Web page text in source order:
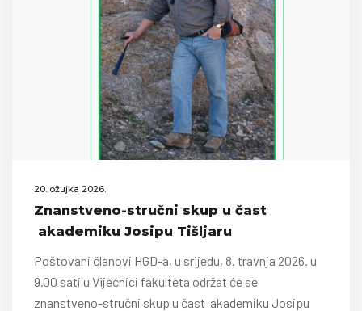
20. ožujka 2026.
Znanstveno-stručni skup u čast
akademiku Josipu Tišljaru
Poštovani članovi HGD-a, u srijedu, 8. travnja 2026. u
9.00 sati u Vijećnici fakulteta održat će se
znanstveno-stručni skup u čast akademiku Josipu